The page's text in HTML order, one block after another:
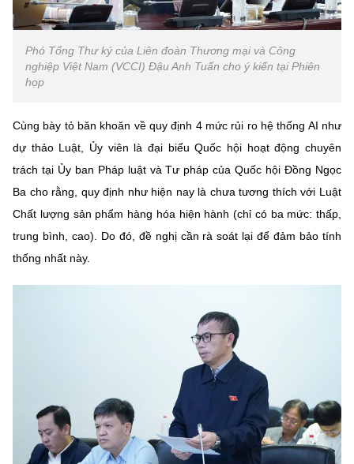
Phó Tổng Thư ký của Liên đoàn Thương mại và Công
nghiệp Việt Nam (VCCI) Đậu Anh Tuấn cho ý kiến tại Phiên
họp
Cùng bày tỏ băn khoăn về quy định 4 mức rủi ro hệ thống AI như
dự thảo Luật, Ủy viên là đại biểu Quốc hội hoạt động chuyên
trách tại Ủy ban Pháp luật và Tư pháp của Quốc hội Đồng Ngọc
Ba cho rằng, quy định như hiện nay là chưa tương thích với Luật
Chất lượng sản phẩm hàng hóa hiện hành (chỉ có ba mức: thấp,
trung bình, cao). Do đó, đề nghị cần rà soát lại để đảm bảo tính
thống nhất này.